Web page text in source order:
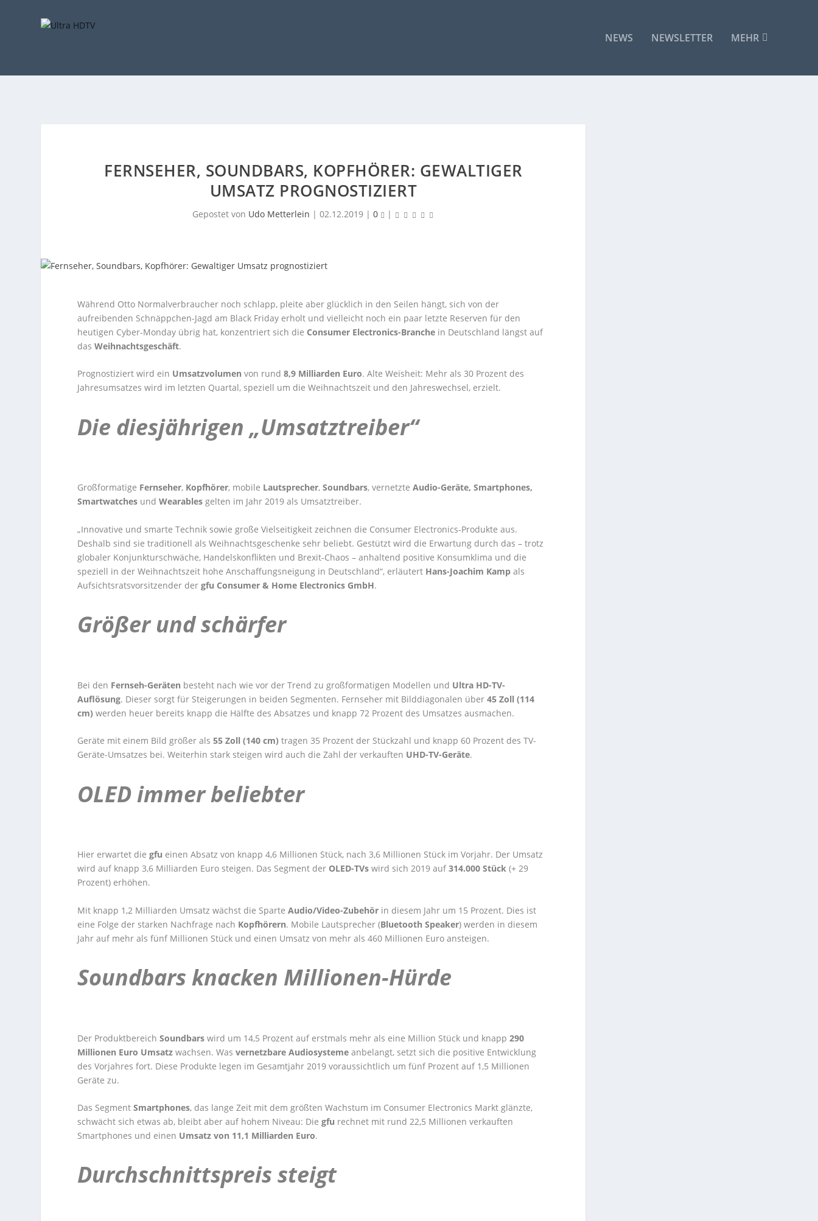
NEWS NEWSLETTER MEHR
FERNSEHER, SOUNDBARS, KOPFHÖRER: GEWALTIGER
UMSATZ PROGNOSTIZIERT
Gepostet von Udo Metterlein | 02.12.2019| 0 |
Während Otto Normalverbraucher noch schlapp, pleite aber glücklich in den Seilen hängt, sich von der
aufreibenden Schnäppchen-Jagd am Black Friday erholt und vielleicht noch ein paar letzte Reserven für den
heutigen Cyber-Monday übrig hat, konzentriert sich die Consumer Electronics-Branche in Deutschland längst auf
dasWeihnachtsgeschäft.
Prognostiziert wird ein Umsatzvolumen von rund8,9 Milliarden Euro. Alte Weisheit: Mehr als 30 Prozent des
Jahresumsatzes wird im letzten Quartal, speziell um die Weihnachtszeit und den Jahreswechsel, erzielt.
Die diesjährigen „Umsatztreiber“
Großformatige Fernseher, Kopfhörer, mobile Lautsprecher, Soundbars, vernetzteAudio-Geräte, Smartphones,
Smartwatches undWearables gelten im Jahr 2019 als Umsatztreiber.
„Innovative und smarte Technik sowie große Vielseitigkeit zeichnen die Consumer Electronics-Produkte aus.
Deshalb sind sie traditionell als Weihnachtsgeschenke sehr beliebt. Gestützt wird die Erwartung durch das – trotz
globaler Konjunkturschwäche, Handelskonflikten und Brexit-Chaos – anhaltend positive Konsumklima und die
speziell in der Weihnachtszeit hohe Anschaffungsneigung in Deutschland“, erläutert Hans-Joachim Kampals
Aufsichtsratsvorsitzender der gfu Consumer & Home Electronics GmbH.
Größer und schärfer
Bei den Fernseh-Geräten besteht nach wie vor der Trend zu großformatigen Modellen und Ultra HD-TV-
Auflösung. Dieser sorgt für Steigerungen in beiden Segmenten. Fernseher mit Bilddiagonalen über45 Zoll (114
cm)werden heuer bereits knapp die Hälfte des Absatzes und knapp 72 Prozent des Umsatzes ausmachen.
Geräte mit einem Bild größer als55 Zoll (140 cm)tragen 35 Prozent der Stückzahl und knapp 60 Prozent des TV-
Geräte-Umsatzes bei. Weiterhin stark steigen wird auch die Zahl der verkauften UHD-TV-Geräte.
OLED immer beliebter
Hier erwartet die gfu einen Absatz von knapp 4,6 Millionen Stück, nach 3,6 Millionen Stück im Vorjahr. Der Umsatz
wird auf knapp 3,6 Milliarden Euro steigen. Das Segment der OLED-TVswird sich 2019 auf 314.000 Stück(+ 29
Prozent) erhöhen.
Mit knapp 1,2 Milliarden Umsatz wächst die SparteAudio/Video-Zubehör in diesem Jahr um 15 Prozent. Dies ist
eine Folge der starken Nachfrage nach Kopfhörern. Mobile Lautsprecher (Bluetooth Speaker) werden in diesem
Jahr auf mehr als fünf Millionen Stück und einen Umsatz von mehr als 460 Millionen Euro ansteigen.
Soundbars knacken Millionen-Hürde
Der Produktbereich Soundbars wird um 14,5 Prozent auf erstmals mehr als eine Million Stück und knapp290
Millionen Euro Umsatz wachsen. Wasvernetzbare Audiosysteme anbelangt, setzt sich die positive Entwicklung
des Vorjahres fort. Diese Produkte legen im Gesamtjahr 2019 voraussichtlich um fünf Prozent auf 1,5 Millionen
Geräte zu.
Das SegmentSmartphones, das lange Zeit mit dem größten Wachstum im Consumer Electronics Markt glänzte,
schwächt sich etwas ab, bleibt aber auf hohem Niveau: Diegfu rechnet mit rund 22,5 Millionen verkauften
Smartphones und einen Umsatz von 11,1 Milliarden Euro.
Durchschnittspreis steigt